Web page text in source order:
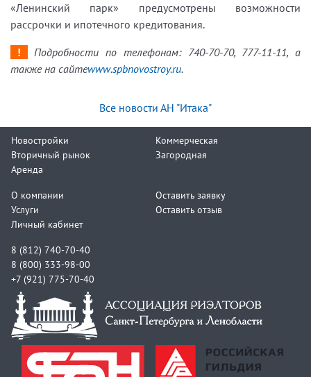
«Ленинский парк» предусмотрены возможности
рассрочки и ипотечного кредитования.
!
Подробности по телефонам: 740-70-70, 777-11-11, а
также на сайтеwww.spbnovostroy.ru.
Все новости АН "Итака"
Новостройки
Вторичный рынок
Аренда
Коммерческая
Загородная
О компании
Услуги
Личный кабинет
Оставить заявку
Оставить отзыв
8 (812) 740-70-40
8 (800) 333-98-00
+7 (921) 775-70-40